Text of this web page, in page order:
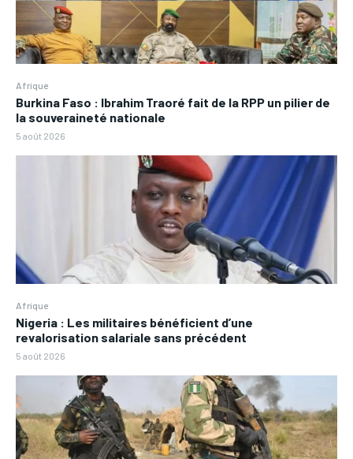
Afrique
Burkina Faso : Ibrahim Traoré fait de la RPP un pilier de
la souveraineté nationale
5 août 2026
Afrique
Nigeria : Les militaires bénéficient d’une
revalorisation salariale sans précédent
5 août 2026